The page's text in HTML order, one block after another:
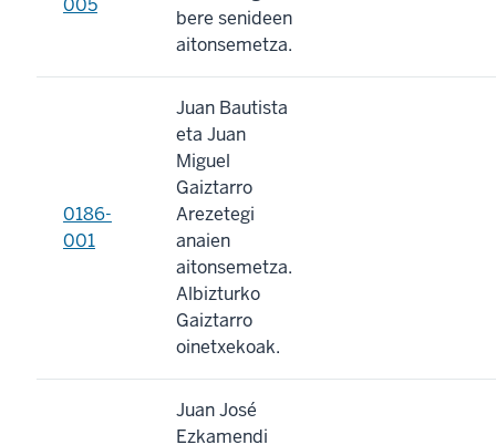
005
bere senideen
aitonsemetza.
0186-
001
Juan Bautista
eta Juan
Miguel
Gaiztarro
Arezetegi
anaien
aitonsemetza.
Albizturko
Gaiztarro
oinetxekoak.
Juan José
Ezkamendi